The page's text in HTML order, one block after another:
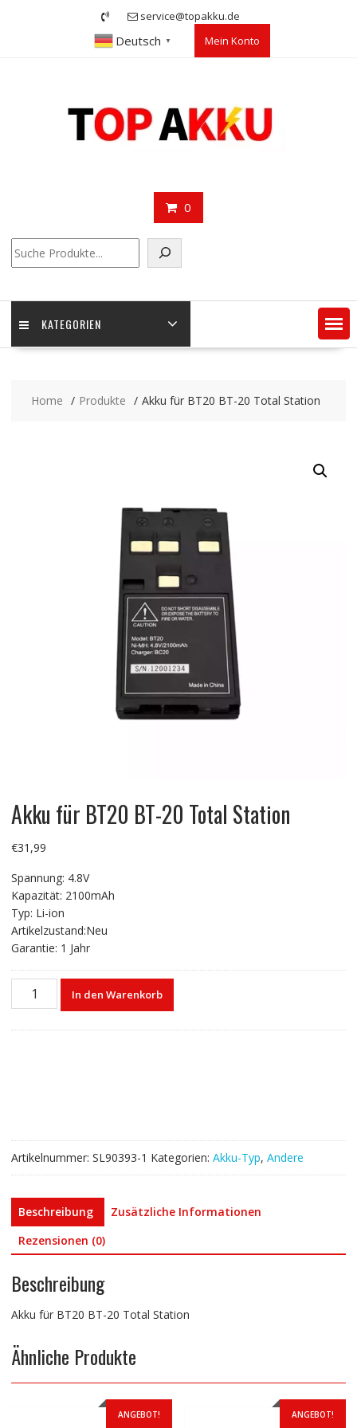
service@topakku.de
Deutsch ▼ Mein Konto
0
KATEGORIEN
Home Produkte Akku für BT20 BT-20 Total Station
Akku für BT20 BT-20 Total Station
€31,99
Spannung: 4.8V
Kapazität: 2100mAh
Typ: Li-ion
Artikelzustand:Neu
Garantie: 1 Jahr
Akku
In den Warenkorb
Artikelnummer: SL90393-1 Kategorien: Akku-Typ, Andere
Beschreibung
Zusätzliche Informationen
Rezensionen (0)
Beschreibung
Akku für BT20 BT-20 Total Station
Ähnliche Produkte
ANGEBOT! ANGEBOT!